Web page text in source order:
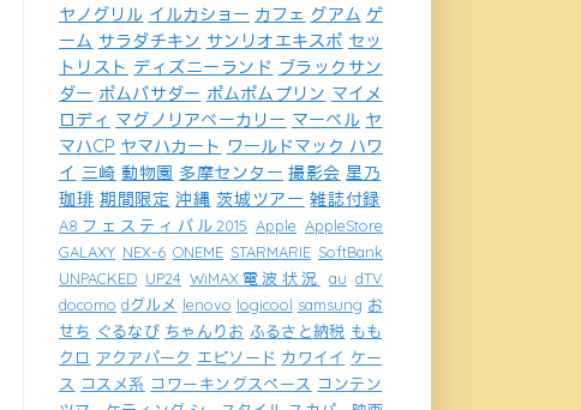
ヤノグリル イルカショー カフェ グアム ゲ
ーム サラダチキン サンリオエキスポ セッ
トリスト ディズニーランド ブラックサン
ダー ポムバサダー ポムポムプリン マイメ
ロディ マグノリアベーカリー マーベル ヤ
マハCP ヤマハカート ワールドマック ハワ
イ 三崎 動物園 多摩センター 撮影会 星乃
珈琲 期間限定 沖縄 茨城ツアー 雑誌付録
A8フェスティバル2015 Apple AppleStore
GALAXY NEX-6 ONEME STARMARIE SoftBank
UNPACKED UP24 WiMAX電波状況 au dTV
docomo dグルメ lenovo logicool samsung お
せち ぐるなび ちゃんりお ふるさと納税 もも
クロ アクアパーク エピソード カワイイ ケー
ス コスメ系 コワーキングスペース コンテン